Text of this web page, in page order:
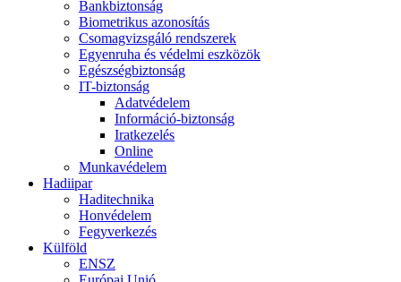
Bankbiztonság
Biometrikus azonosítás
Csomagvizsgáló rendszerek
Egyenruha és védelmi eszközök
Egészségbiztonság
IT-biztonság
Adatvédelem
Információ-biztonság
Iratkezelés
Online
Munkavédelem
Hadiipar
Haditechnika
Honvédelem
Fegyverkezés
Külföld
ENSZ